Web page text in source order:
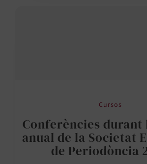
Cursos
Conferències durant
anual de la Societat
de Periodòncia